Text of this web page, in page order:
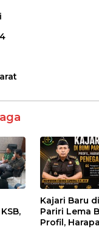
Kajari Baru
Pariri Lema
Profil,